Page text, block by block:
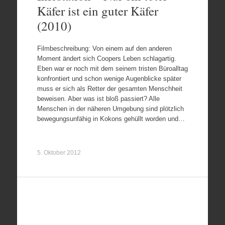
Käfer ist ein guter Käfer
(2010)
Filmbeschreibung: Von einem auf den anderen
Moment ändert sich Coopers Leben schlagartig.
Eben war er noch mit dem seinem tristen Büroalltag
konfrontiert und schon wenige Augenblicke später
muss er sich als Retter der gesamten Menschheit
beweisen. Aber was ist bloß passiert? Alle
Menschen in der näheren Umgebung sind plötzlich
bewegungsunfähig in Kokons gehüllt worden und…
5. Oktober 2012